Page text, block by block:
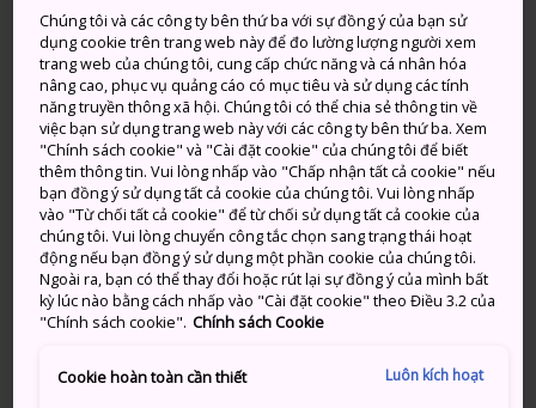
TỪ KHÓA BẢN ĐỒ
Một chợ cá sẽ thu hút mọi giác
quan của bạn
Tại khu chợ nhộn nhịp ởYamaguchi
này, ngư dân
địa phương sẽ bán cá vừa mới đánh bắt được với giá
cả rất phải chăng. Chợ Karato khởi đầu là một khu chợ
đường phố vào năm 1909 và hiện là chợ đầu mối cung
cấp cá trên khắp Nhật Bản. Mặc dù mặt hàng chính
của Karato là hải sản, thế nhưng bạn cũng có thể mua
các sản vật địa phương thu hoạch theo mùa khác vì ở
đây còn có quầy hàng của nhiều nông dân đến từ
Chúng tôi và các công ty bên thứ ba với sự đồng ý của bạn sử
dụng cookie trên trang web này để đo lường lượng người xem
trang web của chúng tôi, cung cấp chức năng và cá nhân hóa
nâng cao, phục vụ quảng cáo có mục tiêu và sử dụng các tính
năng truyền thông xã hội. Chúng tôi có thể chia sẻ thông tin về
việc bạn sử dụng trang web này với các công ty bên thứ ba. Xem
"Chính sách cookie" và "Cài đặt cookie" của chúng tôi để biết
thêm thông tin. Vui lòng nhấp vào "Chấp nhận tất cả cookie" nếu
bạn đồng ý sử dụng tất cả cookie của chúng tôi. Vui lòng nhấp
vào "Từ chối tất cả cookie" để từ chối sử dụng tất cả cookie của
chúng tôi. Vui lòng chuyển công tắc chọn sang trạng thái hoạt
động nếu bạn đồng ý sử dụng một phần cookie của chúng tôi.
Ngoài ra, bạn có thể thay đổi hoặc rút lại sự đồng ý của mình bất
kỳ lúc nào bằng cách nhấp vào "Cài đặt cookie" theo Điều 3.2 của
"Chính sách cookie". Chính sách Cookie
Cookie hoàn toàn cần thiết Luôn kích hoạt